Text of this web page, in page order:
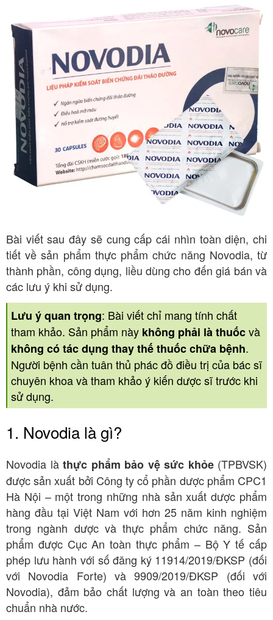
Bài viết sau đây sẽ cung cấp cái nhìn toàn diện, chi
tiết về sản phẩm thực phẩm chức năng Novodia, từ
thành phần, công dụng, liều dùng cho đến giá bán và
các lưu ý khi sử dụng.
Lưu ý quan trọng: Bài viết chỉ mang tính chất
tham khảo. Sản phẩm này không phải là thuốcvà
không có tác dụng thay thế thuốc chữa bệnh.
Người bệnh cần tuân thủ phác đồ điều trị của bác sĩ
chuyên khoa và tham khảo ý kiến dược sĩ trước khi
sử dụng.
1. Novodia là gì?
Novodia là thực phẩm bảo vệ sức khỏe(TPBVSK)
được sản xuất bởi Công ty cổ phần dược phẩm CPC1
Hà Nội – một trong những nhà sản xuất dược phẩm
hàng đầu tại Việt Nam với hơn 25 năm kinh nghiệm
trong ngành dược và thực phẩm chức năng. Sản
phẩm được Cục An toàn thực phẩm – Bộ Y tế cấp
phép lưu hành với số đăng ký 11914/2019/ĐKSP (đối
với Novodia Forte) và 9909/2019/ĐKSP (đối với
Novodia), đảm bảo chất lượng và an toàn theo tiêu
chuẩn nhà nước.